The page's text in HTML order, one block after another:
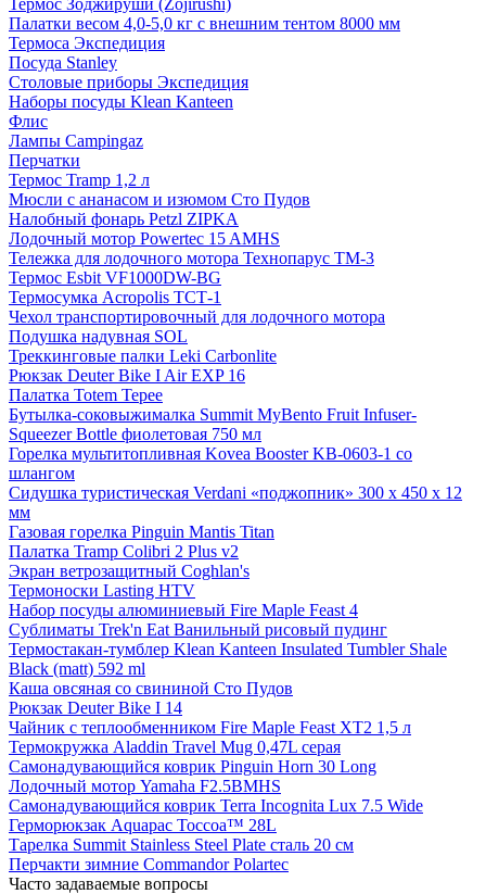
Палатки весом 4,0-5,0 кг с внешним тентом 8000 мм
Термоса Экспедиция
Посуда Stanley
Столовые приборы Экспедиция
Наборы посуды Klean Kanteen
Флис
Лампы Campingaz
Перчатки
Термос Tramp 1,2 л
Мюсли с ананасом и изюмом Сто Пудов
Налобный фонарь Petzl ZIPKA
Лодочный мотор Powertec 15 AMHS
Тележка для лодочного мотора Технопарус ТM-3
Термос Esbit VF1000DW-BG
Термосумка Acropolis ТСТ-1
Чехол транспортировочный для лодочного мотора
Подушка надувная SOL
Треккинговые палки Leki Carbonlite
Рюкзак Deuter Bike I Air EXP 16
Палатка Totem Tepee
Бутылка-соковыжималка Summit MyBento Fruit Infuser-
Squeezer Bottle фиолетовая 750 мл
Горелка мультитопливная Kovea Booster KB-0603-1 со
шлангом
Сидушка туристическая Verdani «поджопник» 300 x 450 х 12
мм
Газовая горелка Pinguin Mantis Titan
Палатка Tramp Colibri 2 Plus v2
Экран ветрозащитный Coghlan's
Термоноски Lasting HTV
Набор посуды алюминиевый Fire Maple Feast 4
Сублиматы Trek'n Eat Ванильный рисовый пудинг
Термостакан-тумблер Klean Kanteen Insulated Tumbler Shale
Black (matt) 592 ml
Каша овсяная со свининой Сто Пудов
Рюкзак Deuter Bike I 14
Чайник с теплообменником Fire Maple Feast XT2 1,5 л
Термокружка Aladdin Travel Mug 0,47L серая
Самонадувающийся коврик Pinguin Horn 30 Long
Лодочный мотор Yamaha F2.5BMHS
Самонадувающийся коврик Terra Incognita Lux 7.5 Wide
Герморюкзак Aquapac Toccoa™ 28L
Тарелка Summit Stainless Steel Plate сталь 20 см
Перчакти зимние Commandor Polartec
Часто задаваемые вопросы